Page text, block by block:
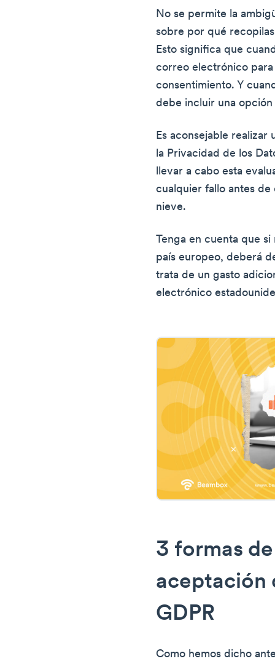
No se permite la
sobre por qué
Esto significa que
correo electrónico
consentimiento. Y
debe incluir una
Es aconsejable realizar
la Privacidad de los
llevar a cabo esta
cualquier fallo antes
nieve.
Tenga en cuenta que
país europeo, deberá
trata de un gasto
electrónico
3 formas
aceptación
GDPR
Como hemos dicho